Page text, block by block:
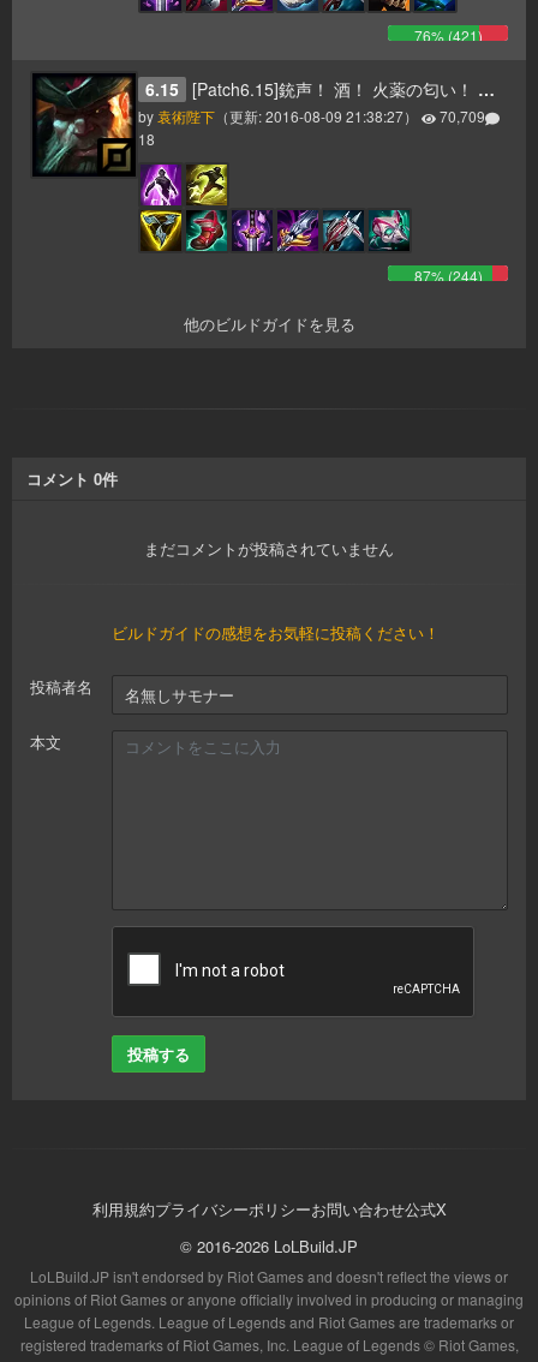
76% (421)
6.15 [Patch6.15]銃声！ 酒！ 火薬の匂い！ そして一斉砲撃のお知らせだ！ ヤーハハーハー！
by 袁術陛下 （更新:2016-08-09 21:38:27）
70,709
18
87% (244)
他のビルドガイドを見る
コメント 0件
まだコメントが投稿されていません
ビルドガイドの感想をお気軽に投稿ください！
投稿者名
本文
投稿する
利用規約プライバシーポリシーお問い合わせ公式X
© 2016-2026 LoLBuild.JP
LoLBuild.JP isn't endorsed by Riot Games and doesn't reflect the views or
opinions of Riot Games or anyone officially involved in producing or managing
League of Legends. League of Legends and Riot Games are trademarks or
registered trademarks of Riot Games, Inc. League of Legends © Riot Games,